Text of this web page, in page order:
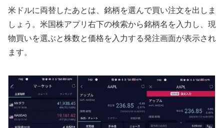
米ドルに両替したあとは、銘柄を選んで買い注文を出しま
しょう。米国株アプリ右下の検索から銘柄名を入力し、現
物買いを選ぶと株数と価格を入力する発注画面が表示され
ます。